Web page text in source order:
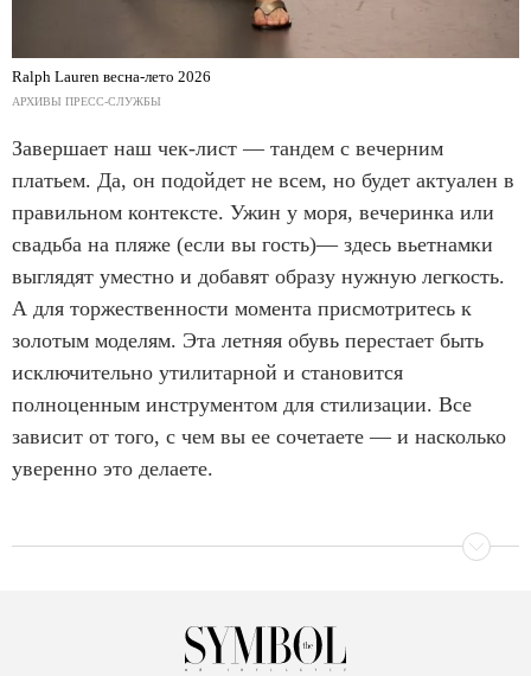
Ralph Lauren весна-лето 2026
АРХИВЫ ПРЕСС-СЛУЖБЫ
Завершает наш чек-лист — тандем с вечерним
платьем. Да, он подойдет не всем, но будет актуален в
правильном контексте. Ужин у моря, вечеринка или
свадьба на пляже (если вы гость)— здесь вьетнамки
выглядят уместно и добавят образу нужную легкость.
А для торжественности момента присмотритесь к
золотым моделям. Эта летняя обувь перестает быть
исключительно утилитарной и становится
полноценным инструментом для стилизации. Все
зависит от того, с чем вы ее сочетаете — и насколько
уверенно это делаете.